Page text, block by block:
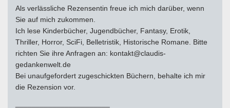
Als verlässliche Rezensentin freue ich mich darüber, wenn
Sie auf mich zukommen.
Ich lese Kinderbücher, Jugendbücher, Fantasy, Erotik,
Thriller, Horror, SciFi, Belletristik, Historische Romane. Bitte
richten Sie ihre Anfragen an: kontakt@claudis-
gedankenwelt.de
Bei unaufgefordert zugeschickten Büchern, behalte ich mir
die Rezension vor.